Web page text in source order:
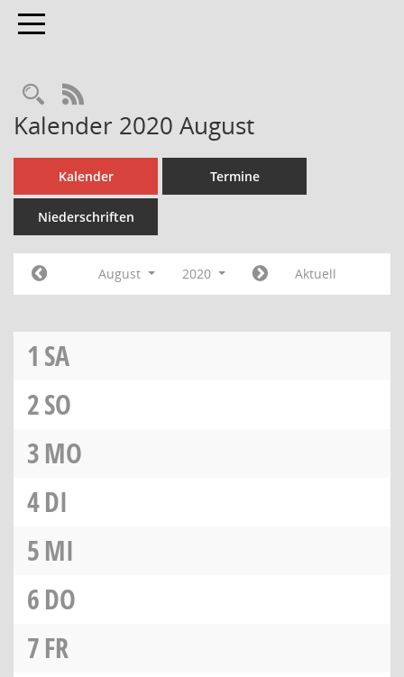
Toggle navigation
Rechercheauswahl
RSS-Feed
Kalender 2020 August
Kalender Termine
Niederschriften
August 2020 Aktuell
1 SA
2SO
3MO
4DI
5MI
6DO
7FR